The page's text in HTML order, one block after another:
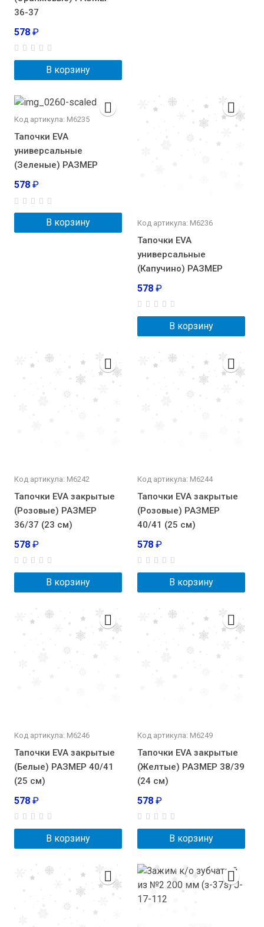
36-37
578 ₽
В корзину
Код артикула: М6235
Тапочки EVA
универсальные
(Зеленые) РАЗМЕР
578 ₽
В корзину Код артикула: М6236
Тапочки EVA
универсальные
(Капучино) РАЗМЕР
578 ₽
В корзину
Код артикула: М6242
Тапочки EVA закрытые
(Розовые) РАЗМЕР
36/37 (23 см)
578 ₽
В корзину
Код артикула: М6244
Тапочки EVA закрытые
(Розовые) РАЗМЕР
40/41 (25 см)
578 ₽
В корзину
Код артикула: М6246
Тапочки EVA закрытые
(Белые) РАЗМЕР 40/41
(25 см)
578 ₽
В корзину
Код артикула: М6249
Тапочки EVA закрытые
(Желтые) РАЗМЕР 38/39
(24 см)
578 ₽
В корзину